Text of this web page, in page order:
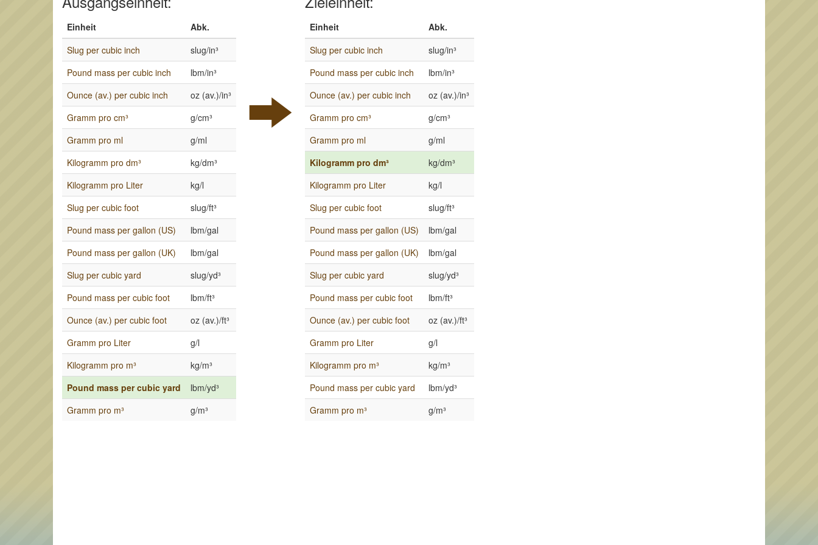
Einheit
Abk.
Slug per cubic inch
slug/in³
Pound mass per cubic inch
lbm/in³
Ounce (av.) per cubic inch
oz (av.)/in³
Gramm pro cm³
g/cm³
Gramm pro ml
g/ml
Kilogramm pro dm³
kg/dm³
Kilogramm pro Liter
kg/l
Slug per cubic foot
slug/ft³
Pound mass per gallon (US)
lbm/gal
Pound mass per gallon (UK)
lbm/gal
Slug per cubic yard
slug/yd³
Pound mass per cubic foot
lbm/ft³
Ounce (av.) per cubic foot
oz (av.)/ft³
Gramm pro Liter
g/l
Kilogramm pro m³
kg/m³
Pound mass per cubic yard
lbm/yd³
Gramm pro m³
g/m³
Einheit
Abk.
Slug per cubic inch
slug/in³
Pound mass per cubic inch
lbm/in³
Ounce (av.) per cubic inch
oz (av.)/in³
Gramm pro cm³
g/cm³
Gramm pro ml
g/ml
Kilogramm pro dm³
kg/dm³
Kilogramm pro Liter
kg/l
Slug per cubic foot
slug/ft³
Pound mass per gallon (US)
lbm/gal
Pound mass per gallon (UK)
lbm/gal
Slug per cubic yard
slug/yd³
Pound mass per cubic foot
lbm/ft³
Ounce (av.) per cubic foot
oz (av.)/ft³
Gramm pro Liter
g/l
Kilogramm pro m³
kg/m³
Pound mass per cubic yard
lbm/yd³
Gramm pro m³
g/m³